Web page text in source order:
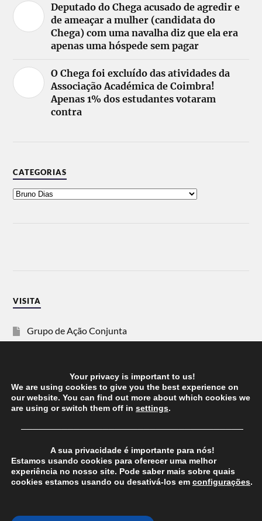
Deputado do Chega acusado de agredir e
de ameaçar a mulher (candidata do
Chega) com uma navalha diz que ela era
apenas uma hóspede sem pagar
O Chega foi excluído das atividades da
Associação Académica de Coimbra!
Apenas 1% dos estudantes votaram
contra
CATEGORIAS
VISITA
Grupo de Ação Conjunta
Vida Justa
dezanove
Your privacy is important to us!
We are using cookies to give you the best experience on
our website. You can find out more about which cookies we
are using or switch them off in settings.
──────────────────────────────────────
A sua privacidade é importante para nós!
Estamos usando cookies para oferecer uma melhor
experiência no nosso site. Pode saber mais sobre quais
cookies estamos usando ou desativá-los em configurações.